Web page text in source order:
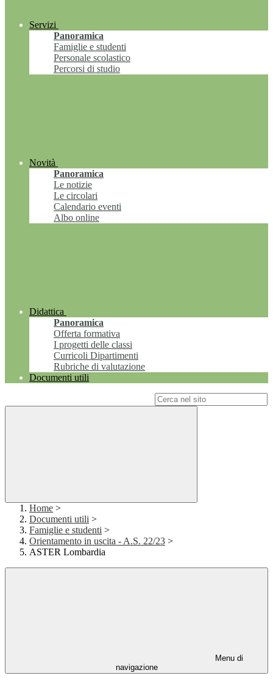
Servizi
Panoramica
Famiglie e studenti
Personale scolastico
Percorsi di studio
Novità
Panoramica
Le notizie
Le circolari
Calendario eventi
Albo online
Didattica
Panoramica
Offerta formativa
I progetti delle classi
Curricoli Dipartimenti
Rubriche di valutazione
Documenti utili
Home >
Documenti utili >
Famiglie e studenti >
Orientamento in uscita - A.S. 22/23 >
ASTER Lombardia
Menu di
navigazione